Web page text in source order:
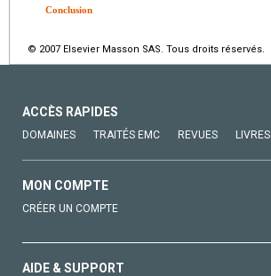
Conclusion
© 2007 Elsevier Masson SAS. Tous droits réservés.
ACCÈS RAPIDES
DOMAINES TRAITÉS EMC REVUES LIVRES
MON COMPTE
CRÉER UN COMPTE
AIDE & SUPPORT